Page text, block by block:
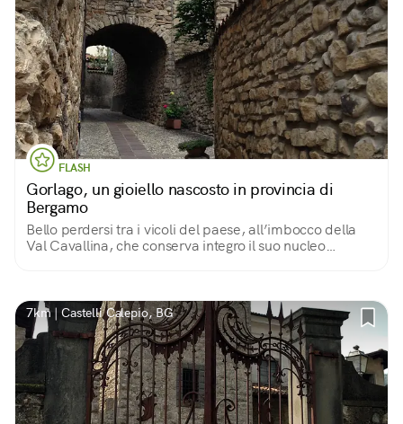
FLASH
Gorlago, un gioiello nascosto in provincia di
Bergamo
Bello perdersi tra i vicoli del paese, all’imbocco della
Val Cavallina, che conserva integro il suo nucleo
7km | Castelli Calepio, BG